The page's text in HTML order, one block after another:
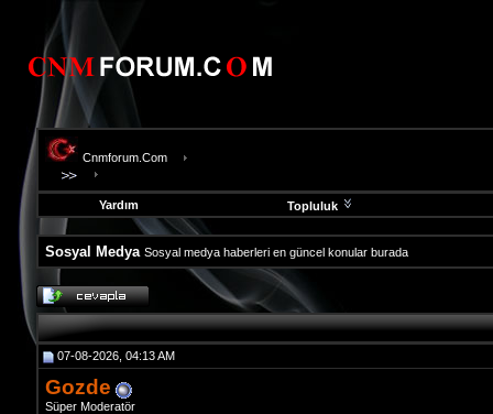
Cnmforum.Com
Yardım Topluluk
Sosyal Medya Sosyal medya haberleri en güncel konular burada
evooli
fethiye
escort
gaziantep
escort
gaziantep
escort
07-08-2026, 04:13 AM
Gozde
Süper Moderatör